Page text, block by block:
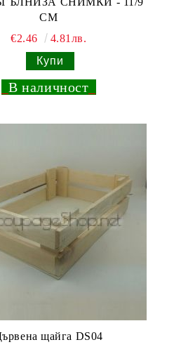
СМ
€2.46
4.81лв.
_В наличност
щайга DS04